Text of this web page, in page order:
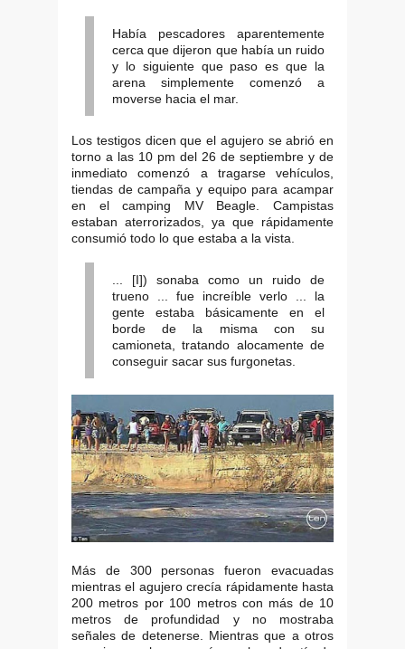
Había pescadores aparentemente
cerca que dijeron que había un ruido
y lo siguiente que paso es que la
arena simplemente comenzó a
moverse hacia el mar.
Los testigos dicen que el agujero se abrió en
torno a las 10 pm del 26 de septiembre y de
inmediato comenzó a tragarse vehículos,
tiendas de campaña y equipo para acampar
en el camping MV Beagle. Campistas
estaban aterrorizados, ya que rápidamente
consumió todo lo que estaba a la vista.
... [I]) sonaba como un ruido de
trueno ... fue increíble verlo ... la
gente estaba básicamente en el
borde de la misma con su
camioneta, tratando alocamente de
conseguir sacar sus furgonetas.
Más de 300 personas fueron evacuadas
mientras el agujero crecía rápidamente hasta
200 metros por 100 metros con más de 10
metros de profundidad y no mostraba
señales de detenerse. Mientras que a otros